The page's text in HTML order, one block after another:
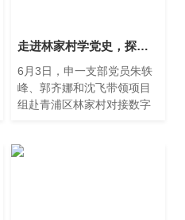
走进林家村学党史，探索以党建推动乡村振兴数字化发展
6月3日，申一支部党员朱轶
峰、郭齐娜和沈飞带领项目
组赴青浦区林家村对接数字